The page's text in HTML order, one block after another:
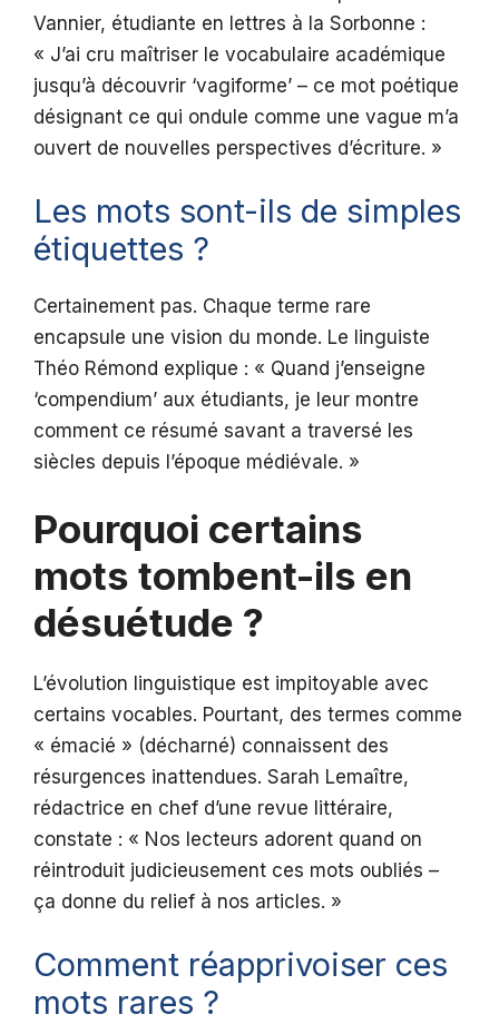
Vannier, étudiante en lettres à la Sorbonne :
« J’ai cru maîtriser le vocabulaire académique
jusqu’à découvrir ‘vagiforme’ – ce mot poétique
désignant ce qui ondule comme une vague m’a
ouvert de nouvelles perspectives d’écriture. »
Les mots sont-ils de simples
étiquettes ?
Certainement pas. Chaque terme rare
encapsule une vision du monde. Le linguiste
Théo Rémond explique : « Quand j’enseigne
‘compendium’ aux étudiants, je leur montre
comment ce résumé savant a traversé les
siècles depuis l’époque médiévale. »
Pourquoi certains
mots tombent-ils en
désuétude ?
L’évolution linguistique est impitoyable avec
certains vocables. Pourtant, des termes comme
« émacié » (décharné) connaissent des
résurgences inattendues. Sarah Lemaître,
rédactrice en chef d’une revue littéraire,
constate : « Nos lecteurs adorent quand on
réintroduit judicieusement ces mots oubliés –
ça donne du relief à nos articles. »
Comment réapprivoiser ces
mots rares ?